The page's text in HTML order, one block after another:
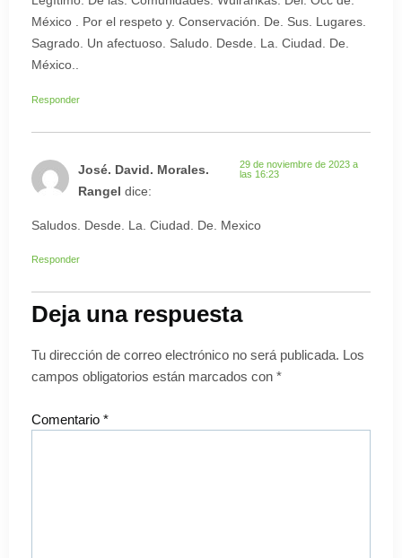
México . Por el respeto y. Conservación. De. Sus. Lugares.
Sagrado. Un afectuoso. Saludo. Desde. La. Ciudad. De.
México..
Responder
José. David. Morales.
Rangel dice:
29 de noviembre de 2023 a
las 16:23
Saludos. Desde. La. Ciudad. De. Mexico
Responder
Deja una respuesta
Tu dirección de correo electrónico no será publicada. Los
campos obligatorios están marcados con *
Comentario *